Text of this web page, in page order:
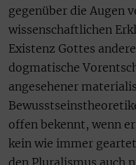
gegenüber die Augen
wissenschaftlichen
Existenz Gottes
dogmatische
angesehener
offen bekennt, wenn
kein wie immer